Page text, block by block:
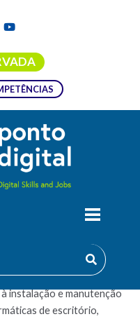
INFORMÁTICA
de base de dados,
instalação e manutenção
de escritório,